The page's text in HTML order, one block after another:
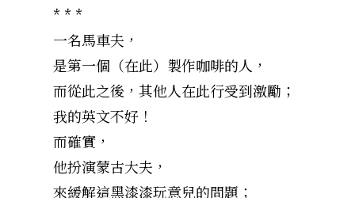
* * *
一名馬車夫，
是第一個（在此）製作咖啡的人，
而從此之後，其他人在此行受到激勵；
我的英文不好！
而確實，
他扮演蒙古大夫，
來緩解這黑漆漆玩意兒的問題；